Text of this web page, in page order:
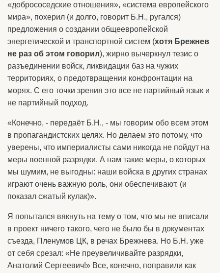
«добрососедские отношения», «система европейского
мира», похерил (и долго, говорит Б.Н., ругался)
предложения о создании общеевропейской
энергетической и транспортной систем (хотя Брежнев
не раз об этом говорил), жирно вычеркнул тезис о
разъединении войск, ликвидации баз на чужих
территориях, о предотвращении конфронтации на
морях. С его точки зрения это все не партийный язык и
не партийный подход.
«Конечно, - передаёт Б.Н., - мы говорим обо всем этом
в пропагандистских целях. Но делаем это потому, что
уверены, что империалисты сами никогда не пойдут на
меры военной разрядки. А нам такие меры, о которых
мы шумим, не выгодны: наши войска в других странах
играют очень важную роль, они обеспечивают. (и
показал сжатый кулак)».
Я попытался вякнуть на тему о том, что мы не вписали
в проект ничего такого, чего не было бы в документах
съезда, Пленумов ЦК, в речах Брежнева. Но Б.Н. уже
от себя срезал: «Не преувеличивайте разрядки,
Анатолий Сергеевич!» Все, конечно, поправили как